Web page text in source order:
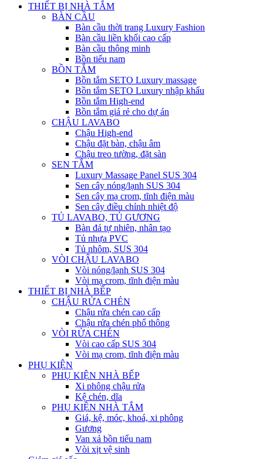
THIẾT BỊ NHÀ TẮM
BÀN CẦU
Bàn cầu thời trang Luxury Fashion
Bàn cầu liền khối cao cấp
Bàn cầu thông minh
Bồn tiểu nam
BỒN TẮM
Bồn tắm SETO Luxury massage
Bồn tắm SETO Luxury nhập khẩu
Bồn tắm High-end
Bồn tắm giá rẻ cho dự án
CHẬU LAVABO
Chậu High-end
Chậu đặt bàn, chậu âm
Chậu treo tường, đặt sàn
SEN TẮM
Luxury Massage Panel SUS 304
Sen cây nóng/lạnh SUS 304
Sen cây mạ crom, tĩnh điện màu
Sen cây điều chỉnh nhiệt độ
TỦ LAVABO, TỦ GƯƠNG
Bàn đá tự nhiên, nhân tạo
Tủ nhựa PVC
Tủ nhôm, SUS 304
VÒI CHẬU LAVABO
Vòi nóng/lạnh SUS 304
Vòi mạ crom, tĩnh điện màu
THIẾT BỊ NHÀ BẾP
CHẬU RỬA CHÉN
Chậu rửa chén cao cấp
Chậu rửa chén phổ thông
VÒI RỬA CHÉN
Vòi cao cấp SUS 304
Vòi mạ crom, tĩnh điện màu
PHỤ KIỆN
PHỤ KIỆN NHÀ BẾP
Xi phông chậu rửa
Kệ chén, dĩa
PHỤ KIỆN NHÀ TẮM
Giá, kệ, móc, khoá, xi phông
Gương
Van xả bồn tiểu nam
Vòi xịt vệ sinh